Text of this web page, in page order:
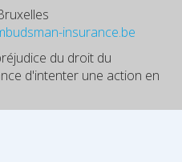
insurance.be
du droit du
d'intenter une action en